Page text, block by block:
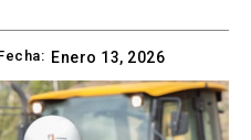
Enero 13, 2026